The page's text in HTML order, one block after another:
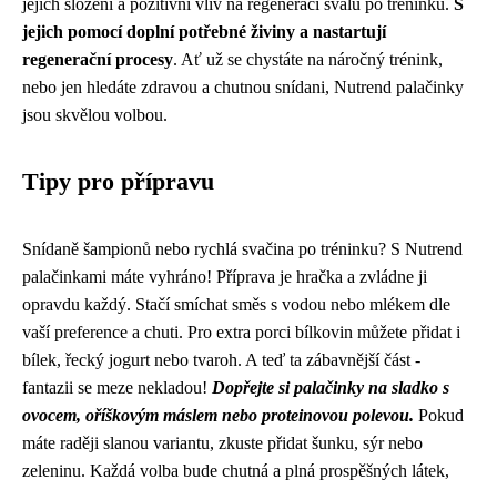
jejich pomocí doplní potřebné živiny a nastartují
regenerační procesy. Ať už se chystáte na náročný trénink,
nebo jen hledáte zdravou a chutnou snídani, Nutrend palačinky
jsou skvělou volbou.
Tipy pro přípravu
Snídaně šampionů nebo rychlá svačina po tréninku? S Nutrend
palačinkami máte vyhráno! Příprava je hračka a zvládne ji
opravdu každý. Stačí smíchat směs s vodou nebo mlékem dle
vaší preference a chuti. Pro extra porci bílkovin můžete přidat i
bílek, řecký jogurt nebo tvaroh. A teď ta zábavnější část -
fantazii se meze nekladou! Dopřejte si palačinky na sladko s
ovocem, oříškovým máslem nebo proteinovou polevou. Pokud
máte raději slanou variantu, zkuste přidat šunku, sýr nebo
zeleninu. Každá volba bude chutná a plná prospěšných látek,